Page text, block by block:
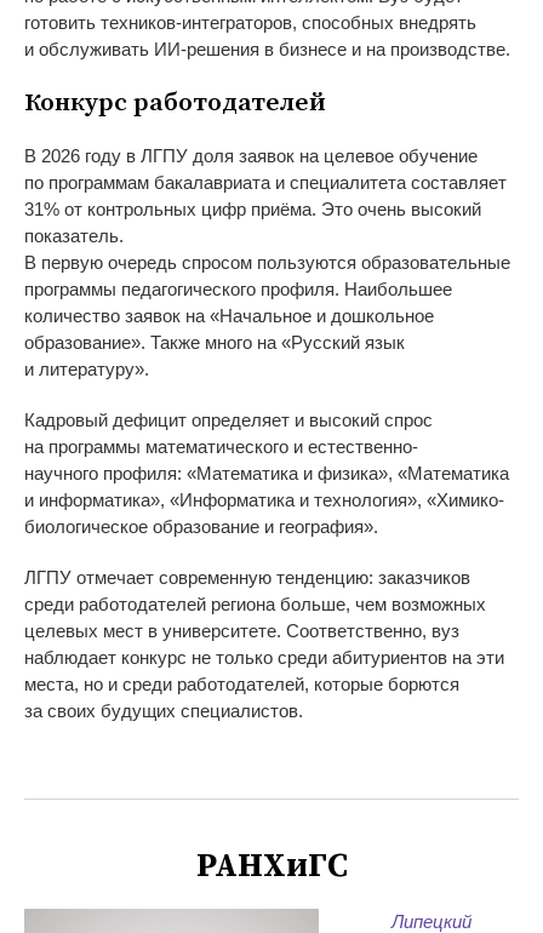
готовить техников-интеграторов, способных внедрять
и обслуживать ИИ-решения в бизнесе и на производстве.
Конкурс работодателей
В 2026 году в ЛГПУ доля заявок на целевое обучение
по программам бакалавриата и специалитета составляет
31% от контрольных цифр приёма. Это очень высокий
показатель.
В первую очередь спросом пользуются образовательные
программы педагогического профиля. Наибольшее
количество заявок на «Начальное и дошкольное
образование». Также много на «Русский язык
и литературу».
Кадровый дефицит определяет и высокий спрос
на программы математического и естественно-
научного профиля: «Математика и физика», «Математика
и информатика», «Информатика и технология», «Химико-
биологическое образование и география».
ЛГПУ отмечает современную тенденцию: заказчиков
среди работодателей региона больше, чем возможных
целевых мест в университете. Соответственно, вуз
наблюдает конкурс не только среди абитуриентов на эти
места, но и среди работодателей, которые борются
за своих будущих специалистов.
РАНХиГС
Липецкий